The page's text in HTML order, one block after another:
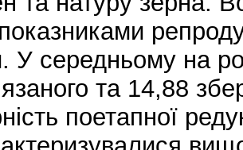
У середньому на
та 14,88
поетапної